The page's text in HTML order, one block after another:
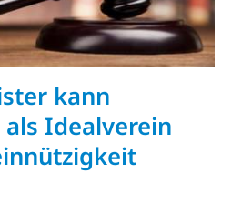
kann
Idealverein